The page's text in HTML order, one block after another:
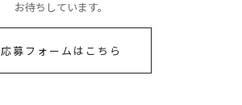
お待ちしています。
応募フォームはこちら